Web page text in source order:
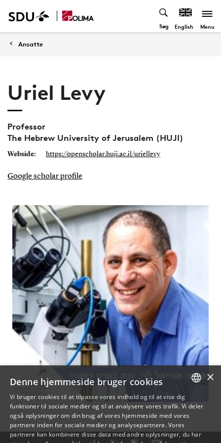
Søg English Menu
Ansatte
Uriel Levy
Professor
The Hebrew University of Jerusalem (HUJI)
Webside: https://openscholar.huji.ac.il/uriellevy
Google scholar profile
DANISH
×
Denne hjemmeside bruger cookies
Vi bruger cookies til at tilpasse vores indhold og til at vise dig
funktioner til sociale medier og til at analysere vores trafik. Vi deler
også oplysninger om din brug af vores hjemmeside med vores
partnere inden for sociale medier og analysepartnere. Vores
partnere kan kombinere disse data med andre oplysninger, du har